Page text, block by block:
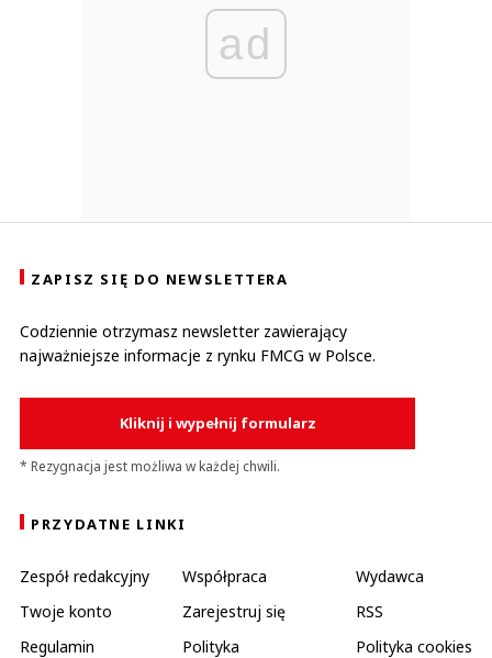
ad
ZAPISZ SIĘ DO NEWSLETTERA
Codziennie otrzymasz newsletter zawierający
najważniejsze informacje z rynku FMCG w Polsce.
Kliknij i wypełnij formularz
* Rezygnacja jest możliwa w każdej chwili.
PRZYDATNE LINKI
Zespół redakcyjny Współpraca
Wydawca
Twoje konto
Zarejestruj się
RSS
Regulamin
Polityka
Polityka cookies